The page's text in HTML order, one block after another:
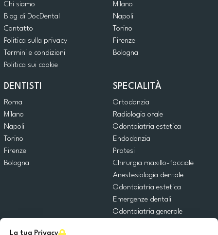
La tua Privacy
Chi siamo
Blog di DocDental
Contatto
Politica sulla privacy
Termini e condizioni
Politica sui cookie
Milano
Napoli
Torino
Firenze
Bologna
DENTISTI
Roma
Milano
Napoli
Torino
Firenze
Bologna
SPECIALITÀ
Ortodonzia
Radiologia orale
Odontoiatria estetica
Endodonzia
Protesi
Chirurgia maxillo-facciale
Anestesiologia dentale
Odontoiatria estetica
Emergenze dentali
Odontoiatria generale